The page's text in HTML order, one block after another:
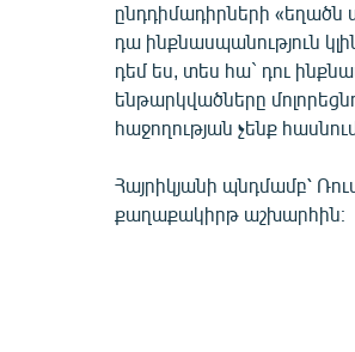
ընդդիմադիրների «եղածն
դա ինքնասպանություն
դեմ ես, տես հա` դու
ենթարկվածները
հաջողության չենք
Հայրիկյանի պնդմամբ՝
քաղաքակիրթ աշխարհին։